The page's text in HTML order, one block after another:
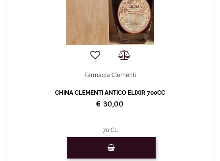
Farmacia Clementi
CHINA CLEMENTI ANTICO ELIXIR 700CC
€ 30,00
70 CL